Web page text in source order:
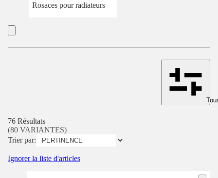
Rosaces pour radiateurs
76 Résultats
(80 VARIANTES)
Trier par:
Ignorer la liste d'articles